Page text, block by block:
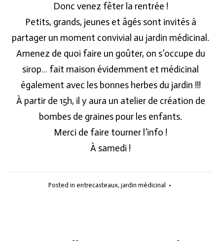
Donc venez fêter la rentrée !
Petits, grands, jeunes et âgés sont invités à
partager un moment convivial au jardin médicinal.
Amenez de quoi faire un goûter, on s’occupe du
sirop… fait maison évidemment et médicinal
également avec les bonnes herbes du jardin !!!
À partir de 15h, il y aura un atelier de création de
bombes de graines pour les enfants.
Merci de faire tourner l’info !
À samedi !
Posted in entrecasteaux, jardin médicinal •